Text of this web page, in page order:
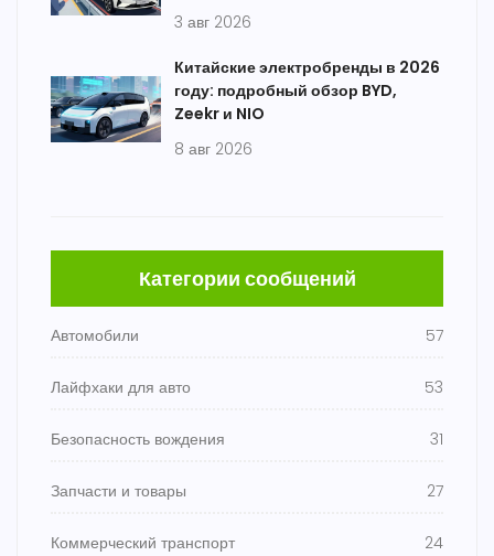
3 авг 2026
Китайские электробренды в 2026
году: подробный обзор BYD,
Zeekr и NIO
8 авг 2026
Категории сообщений
Автомобили 57
Лайфхаки для авто 53
Безопасность вождения 31
Запчасти и товары 27
Коммерческий транспорт 24